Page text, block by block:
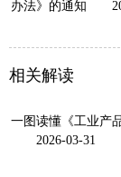
办法》的通知
相关解读
一图读懂《工业产
2026-03-31